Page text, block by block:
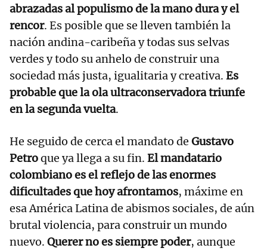
abrazadas al populismo de la mano dura y el
rencor. Es posible que se lleven también la
nación andina-caribeña y todas sus selvas
verdes y todo su anhelo de construir una
sociedad más justa, igualitaria y creativa. Es
probable que la ola ultraconservadora triunfe
en la segunda vuelta.
He seguido de cerca el mandato de Gustavo
Petroque ya llega a su fin. El mandatario
colombiano es el reflejo de las enormes
dificultades que hoy afrontamos, máxime en
esa América Latina de abismos sociales, de aún
brutal violencia, para construir un mundo
nuevo. Querer no es siempre poder, aunque